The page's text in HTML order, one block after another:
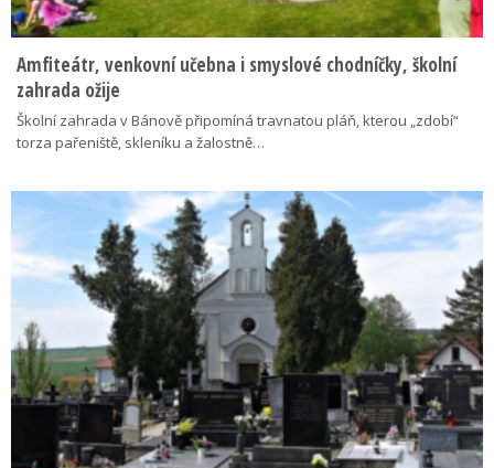
Amfiteátr, venkovní učebna i smyslové chodníčky, školní
zahrada ožije
Školní zahrada v Bánově připomíná travnatou pláň, kterou „zdobí“
torza pařeniště, skleníku a žalostně…